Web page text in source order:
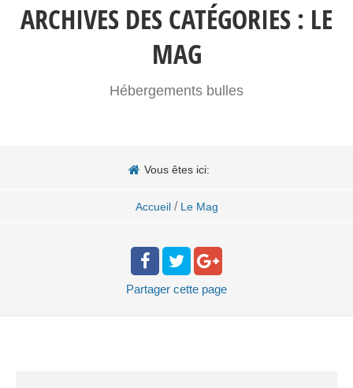
ARCHIVES DES CATÉGORIES : LE
MAG
Hébergements bulles
Vous êtes ici:
Accueil / Le Mag
Partager cette page